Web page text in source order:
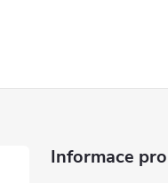
Informace